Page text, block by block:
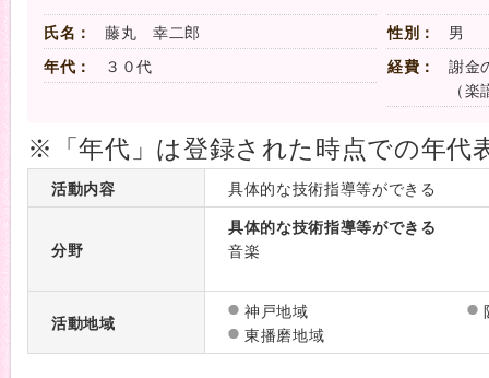
氏名：
藤丸 幸二郎
年代：
３０代
性別：
男
経費：
謝金
（
※「年代」は登録された時点での年代
活動内容 具体的な技術指導等ができる
分野
具体的な技術指導等ができる
音楽
活動地域
神戸地域
東播磨地域